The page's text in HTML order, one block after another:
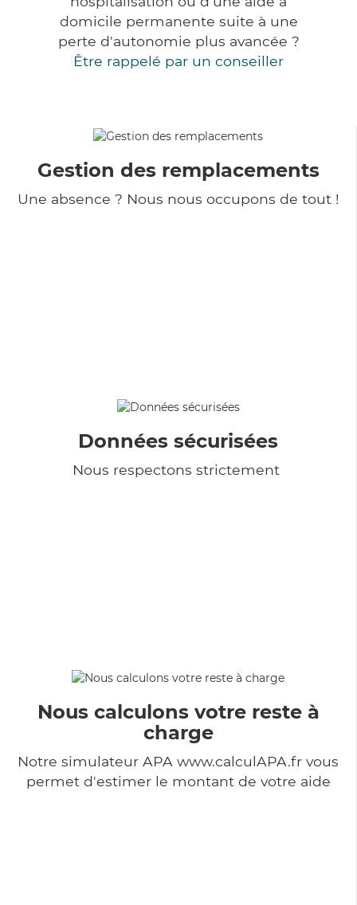
domicile permanente suite à une
perte d'autonomie plus avancée ?
Être rappelé par un conseiller
Gestion des remplacements
Une absence ? Nous nous occupons de tout !
Données sécurisées
Nous respectons strictement
Nous calculons votre reste à
charge
Notre simulateur APA www.calculAPA.fr vous
permet d'estimer le montant de votre aide